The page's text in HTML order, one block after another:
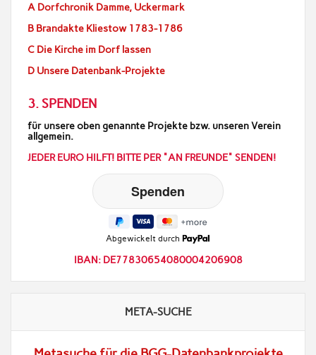
A Dorfchronik Damme, Uckermark
B Brandakte Kliestow 1783-1786
C Die Kirche im Dorf lassen
D Unsere Datenbank-Projekte
3. SPENDEN
für unsere oben genannte Projekte bzw. unseren Verein
allgemein.
JEDER EURO HILFT! BITTE PER "AN FREUNDE" SENDEN!
Abgewickelt durch
IBAN: DE77830654080004206908
META-SUCHE